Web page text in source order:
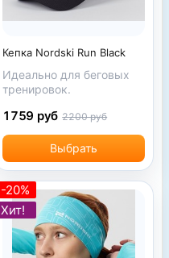
Кепка Nordski Run Black
Идеально для беговых
тренировок.
Выбрать
1759 руб 2200 руб
-20%
Хит!